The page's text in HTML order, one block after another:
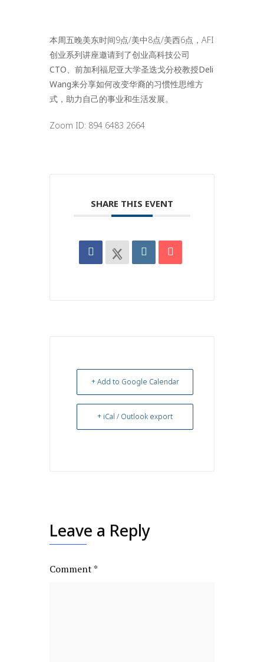
本周五晚美东时间9点/美中8点/美西6点，AFI
创业系列讲座邀请到了创业高科技公司
CTO、前加利福尼亚大学圣迭戈分校教授Deli
Wang来分享如何改变华裔的习惯性思维方
式，助力自己的事业和生活发展。
Zoom ID: 894 6483 2664
SHARE THIS EVENT
+ Add to Google Calendar
+ iCal / Outlook export
Leave a Reply
Comment*